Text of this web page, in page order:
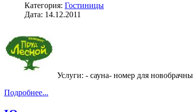
Категория: Гостиницы
Дата: 14.12.2011
Услуги: - сауна- номер для
Подробнее...